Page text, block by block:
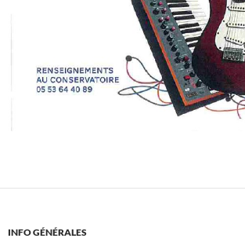
INFO GÉNÉRALES